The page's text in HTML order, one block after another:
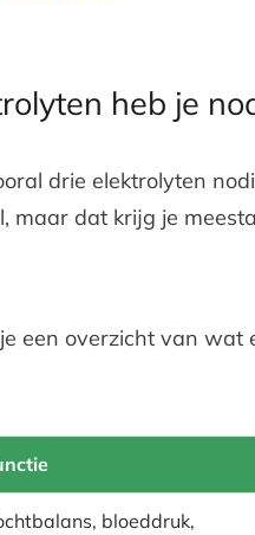
heb je
drie elektrolyten
maar dat krijg je
een overzicht van
bloeddruk,